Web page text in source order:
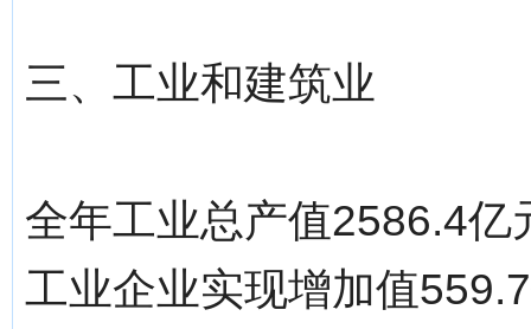
三、工业和建筑业
全年工业总产值2586.4
工业企业实现增加值